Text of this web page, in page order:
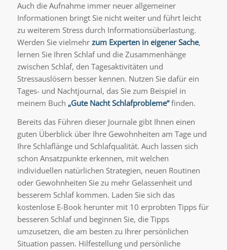
Auch die Aufnahme immer neuer allgemeiner
Informationen bringt Sie nicht weiter und führt leicht
zu weiterem Stress durch Informationsüberlastung.
Werden Sie vielmehrzum Experten in eigener Sache,
lernen Sie Ihren Schlaf und die Zusammenhänge
zwischen Schlaf, den Tagesaktivitäten und
Stressauslösern besser kennen. Nutzen Sie dafür ein
Tages- und Nachtjournal, das Sie zum Beispiel in
meinem Buch „Gute Nacht Schlafprobleme“finden.
Bereits das Führen dieser Journale gibt Ihnen einen
guten Überblick über Ihre Gewohnheiten am Tage und
Ihre Schlaflänge und Schlafqualität. Auch lassen sich
schon Ansatzpunkte erkennen, mit welchen
individuellen natürlichen Strategien, neuen Routinen
oder Gewohnheiten Sie zu mehr Gelassenheit und
besserem Schlaf kommen. Laden Sie sich das
kostenlose E-Book herunter mit 10 erprobten Tipps für
besseren Schlaf und beginnen Sie, die Tipps
umzusetzen, die am besten zu Ihrer persönlichen
Situation passen. Hilfestellung und persönliche